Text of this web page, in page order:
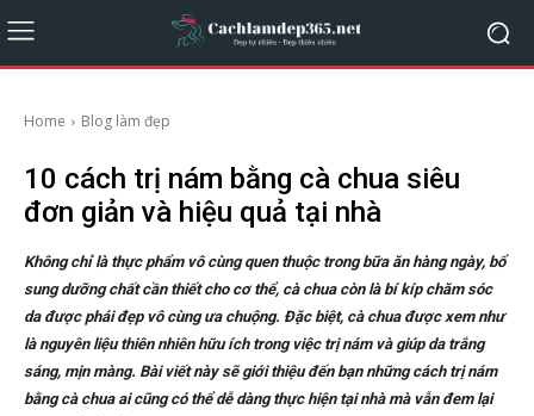
Home Blog làm đẹp
10 cách trị nám bằng cà chua siêu
đơn giản và hiệu quả tại nhà
Không chỉ là thực phẩm vô cùng quen thuộc trong bữa ăn hàng ngày, bổ
sung dưỡng chất cần thiết cho cơ thể, cà chua còn là bí kíp chăm sóc
da được phái đẹp vô cùng ưa chuộng. Đặc biệt, cà chua được xem như
là nguyên liệu thiên nhiên hữu ích trong việc trị nám và giúp da trắng
sáng, mịn màng. Bài viết này sẽ giới thiệu đến bạn những cách trị nám
bằng cà chua ai cũng có thể dễ dàng thực hiện tại nhà mà vẫn đem lại